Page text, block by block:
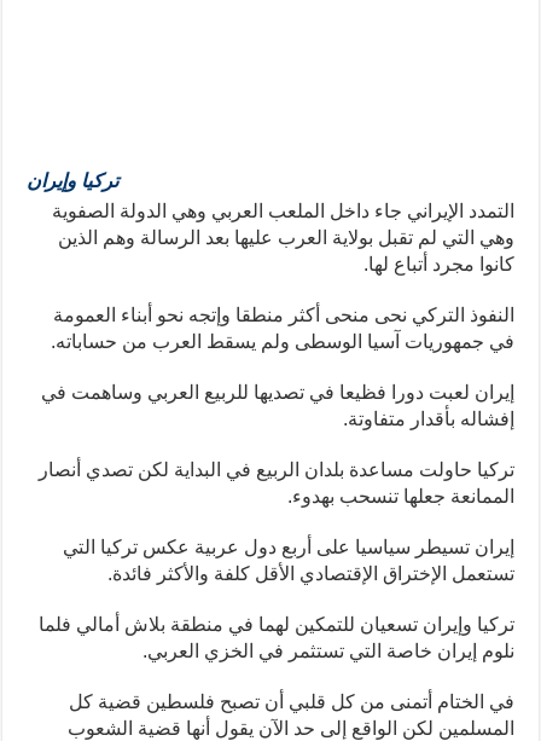
تركيا وإيران
التمدد الإيراني جاء داخل الملعب العربي وهي الدولة الصفوية
وهي التي لم تقبل بولاية العرب عليها بعد الرسالة وهم الذين
كانوا مجرد أتباع لها.
النفوذ التركي نحى منحى أكثر منطقا وإتجه نحو أبناء العمومة
في جمهوريات آسيا الوسطى ولم يسقط العرب من حساباته.
إيران لعبت دورا فظيعا في تصديها للربيع العربي وساهمت في
إفشاله بأقدار متفاوتة.
تركيا حاولت مساعدة بلدان الربيع في البداية لكن تصدي أنصار
الممانعة جعلها تنسحب بهدوء.
إيران تسيطر سياسيا على أربع دول عربية عكس تركيا التي
تستعمل الإختراق الإقتصادي الأقل كلفة والأكثر فائدة.
تركيا وإيران تسعيان للتمكين لهما في منطقة بلاش أمالي فلما
نلوم إيران خاصة التي تستثمر في الخزي العربي.
في الختام أتمنى من كل قلبي أن تصبح فلسطين قضية كل
المسلمين لكن الواقع إلى حد الآن يقول أنها قضية الشعوب